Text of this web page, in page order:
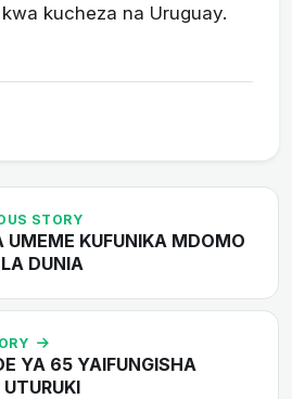
kucheza na Uruguay.
STORY
UMEME KUFUNIKA MDOMO
DUNIA
YA 65 YAIFUNGISHA